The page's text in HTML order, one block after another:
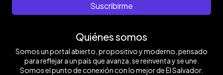
Suscribirme
Quiénes somos
Somos un portal abierto, propositivo y moderno, pensado
para reflejar a un país que avanza, se reinventa y se une.
Somos el punto de conexión con lo mejor de El Salvador.